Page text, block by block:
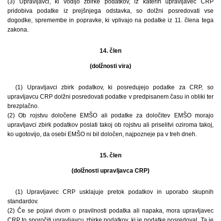
pridobiva podatke iz prejšnjega odstavka, so dolžni posredovati vse
dogodke, spremembe in popravke, ki vplivajo na podatke iz 11. člena tega
zakona.
14. člen
(dolžnosti vira)
(1) Upravljavci zbirk podatkov, ki posredujejo podatke za CRP, so
upravljavcu CRP dolžni posredovati podatke v predpisanem času in obliki ter
brezplačno.
(2) Ob rojstvu določene EMŠO ali podatke za določitev EMŠO morajo
upravljavci zbirk podatkov poslati takoj ob rojstvu ali priselitvi oziroma takoj,
ko ugotovijo, da osebi EMŠO ni bil določen, najpozneje pa v treh dneh.
15. člen
(dolžnosti upravljavca CRP)
(1) Upravljavec CRP usklajuje pretok podatkov in uporabo skupnih
standardov.
(2) Če se pojavi dvom o pravilnosti podatka ali napaka, mora upravljavec